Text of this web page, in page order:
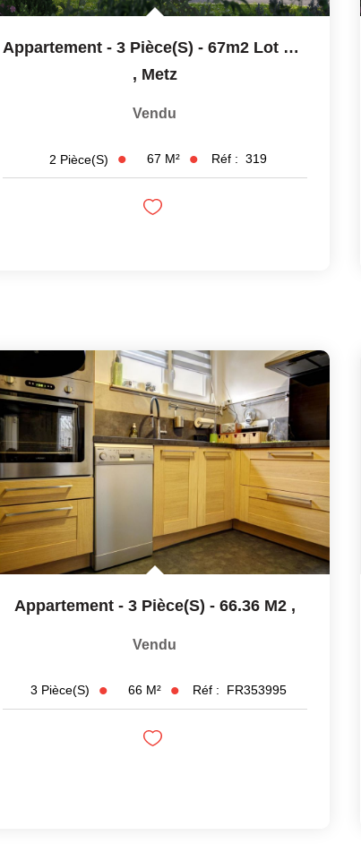
Appartement - 3 Pièce(s) - 67m2 Lot 305
, Metz
Vendu
2 Pièce(s) 67 M² Réf : 319
Appartement - 3 Pièce(s) - 66.36 M2 ,
Vendu
3 Pièce(s) 66 M² Réf : FR353995